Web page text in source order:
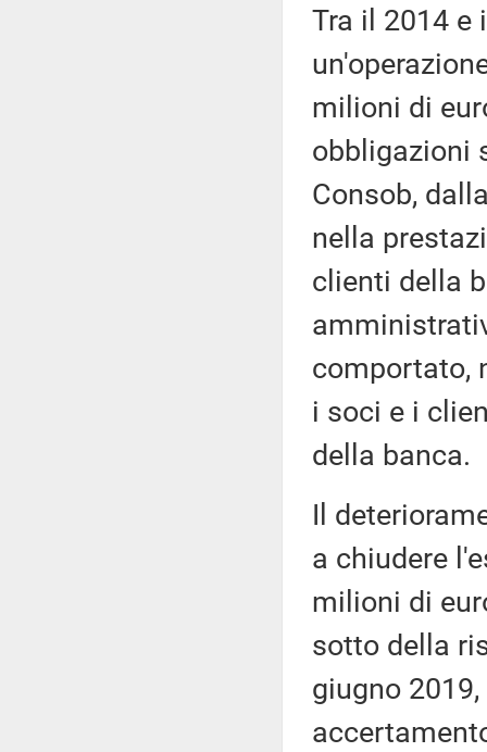
Tra il 2014 e
milioni di
obbligazioni
Consob,
nella
clienti della
comportato,
i soci e i
della banca.
Il
a chiudere
milioni di
sotto della
giugno